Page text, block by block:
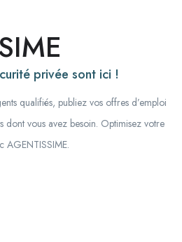
privée sont ici !
qualifiés, publiez vos offres d’emploi
dont vous avez besoin. Optimisez votre
AGENTISSIME.